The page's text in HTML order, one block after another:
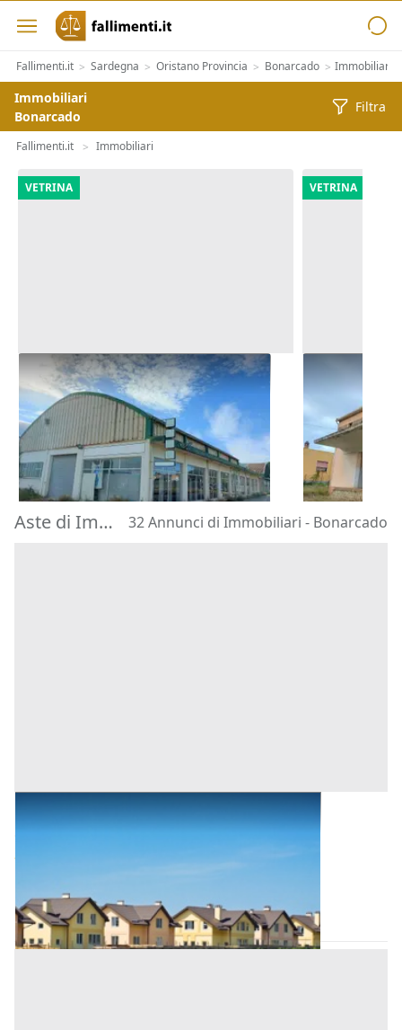
Fallimenti.it > Sardegna > Oristano Provincia > Bonarcado > Immobiliari
Immobiliari
Bonarcado
Filtra
Fallimenti.it > Immobiliari
VETRINA
Asta Complesso artigianale con
cortile e pertinenze
Oristano (Oristano)
976.896 €
30/10/2026
VETRINA
Asta
cortile e
61.952 €
30/10/2026
Aste di Immobiliari Bonarcado 32 Annunci di Immobiliari - Bonarcado
Compendio Pignorato all'asta a Oristano
24.192 €
Codice asta:AM050200
Asta chiusa